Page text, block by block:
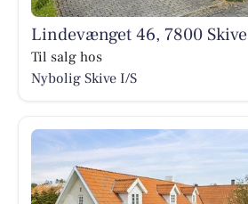
Lindevænget 46, 7800 Skive
Til salg hos
Nybolig Skive I/S